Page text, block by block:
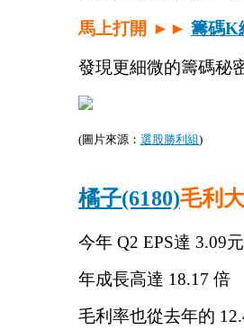
馬上打開 ►► 籌碼K
發現更細微的籌碼秘
(圖片來源： 選股勝利組)
橘子(6180)毛利
今年 Q2 EPS達 3.09
年成長高達 18.17 倍
毛利率也從去年的